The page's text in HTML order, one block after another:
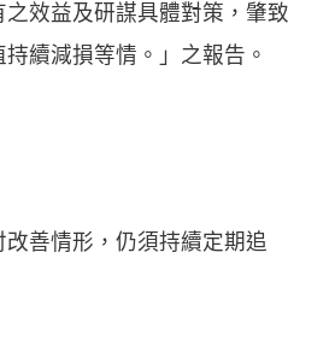
之效益及研謀具體對策，肇致
持續減損等情。」之報告。
改善情形，仍須持續定期追